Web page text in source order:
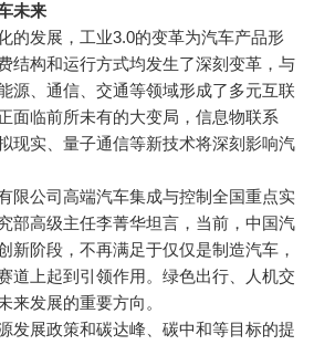
未来
的发展，工业3.0的变革为汽车产品形
结构和运行方式均发生了深刻变革，与
源、通信、交通等领域形成了多元互联
面临前所未有的大变局，信息物联系
现实、量子通信等新技术将深刻影响汽
限公司高端汽车集成与控制全国重点实
部高级主任李菁华坦言，当前，中国汽
新阶段，不再满足于仅仅是制造汽车，
道上起到引领作用。绿色出行、人机交
来发展的重要方向。
发展政策和碳达峰、碳中和等目标的提